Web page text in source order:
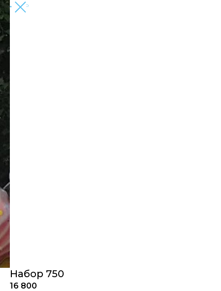
ЗАКРЫТЬ
Набор 750
16 800